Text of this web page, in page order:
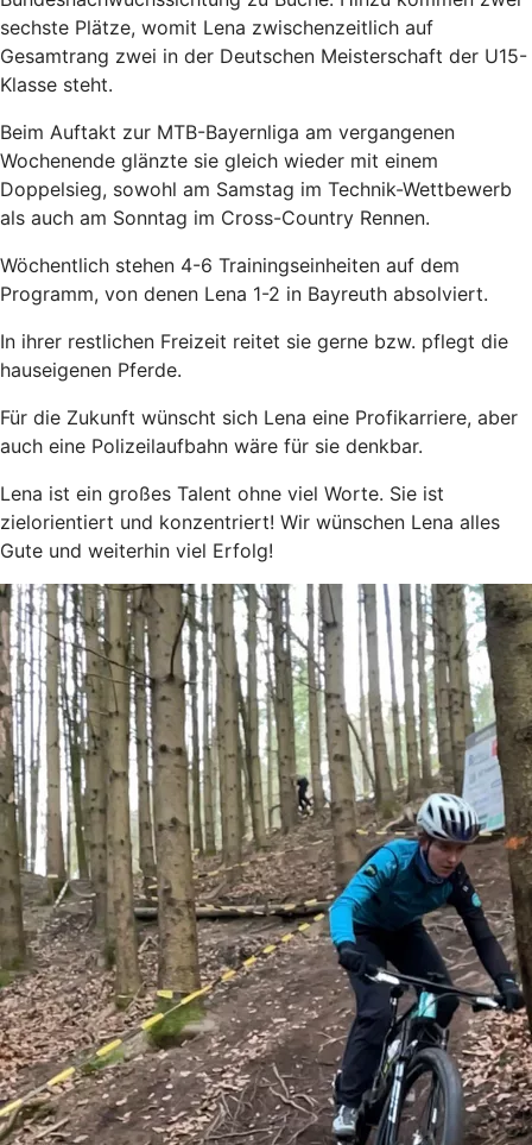
sechste Plätze, womit Lena zwischenzeitlich auf
Gesamtrang zwei in der Deutschen Meisterschaft der U15-
Klasse steht.
Beim Auftakt zur MTB-Bayernliga am vergangenen
Wochenende glänzte sie gleich wieder mit einem
Doppelsieg, sowohl am Samstag im Technik-Wettbewerb
als auch am Sonntag im Cross-Country Rennen.
Wöchentlich stehen 4-6 Trainingseinheiten auf dem
Programm, von denen Lena 1-2 in Bayreuth absolviert.
In ihrer restlichen Freizeit reitet sie gerne bzw. pflegt die
hauseigenen Pferde.
Für die Zukunft wünscht sich Lena eine Profikarriere, aber
auch eine Polizeilaufbahn wäre für sie denkbar.
Lena ist ein großes Talent ohne viel Worte. Sie ist
zielorientiert und konzentriert! Wir wünschen Lena alles
Gute und weiterhin viel Erfolg!